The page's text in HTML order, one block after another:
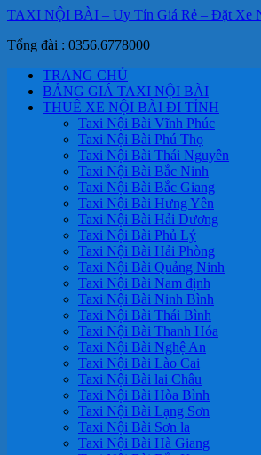
TAXI NỘI BÀI – Uy Tín Giá Rẻ – Đặt Xe
Tổng đài : 0356.6778000
TRANG CHỦ
BẢNG GIÁ TAXI NỘI BÀI
THUÊ XE NỘI BÀI ĐI TỈNH
Taxi Nội Bài Vĩnh Phúc
Taxi Nội Bài Phú Thọ
Taxi Nội Bài Thái Nguyên
Taxi Nội Bài Bắc Ninh
Taxi Nội Bài Bắc Giang
Taxi Nội Bài Hưng Yên
Taxi Nội Bài Hải Dương
Taxi Nội Bài Phủ Lý
Taxi Nội Bài Hải Phòng
Taxi Nội Bài Quảng Ninh
Taxi Nội Bài Nam định
Taxi Nội Bài Ninh Bình
Taxi Nội Bài Thái Bình
Taxi Nội Bài Thanh Hóa
Taxi Nội Bài Nghệ An
Taxi Nội Bài Lào Cai
Taxi Nội Bài lai Châu
Taxi Nội Bài Hòa Bình
Taxi Nội Bài Lạng Sơn
Taxi Nội Bài Sơn la
Taxi Nội Bài Hà Giang